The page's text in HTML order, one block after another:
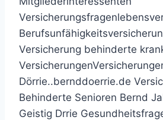
Versicherung behinderte
Dörrie..bernddoerrie.de
Behinderte Senioren Bernd
Geistig Drrie